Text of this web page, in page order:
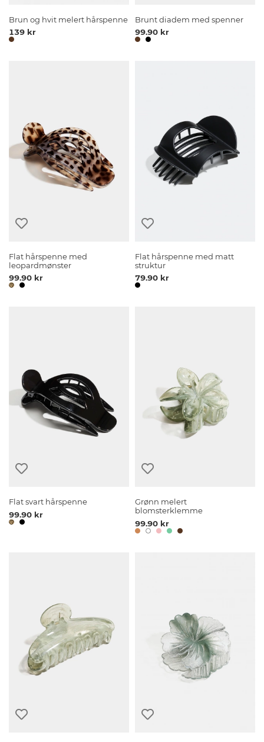
Brun og hvit melert hårspenne
139 kr
Brunt diadem med spenner
99.90 kr
Flat hårspenne med
leopardmønster
99.90 kr
Flat hårspenne med matt
struktur
79.90 kr
Flat svart hårspenne
99.90 kr
Grønn melert
blomsterklemme
99.90 kr